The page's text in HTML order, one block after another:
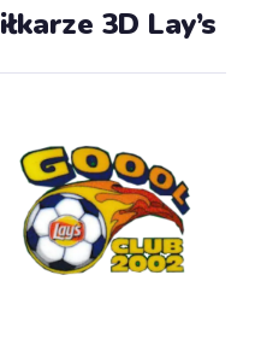
3D Lay’s